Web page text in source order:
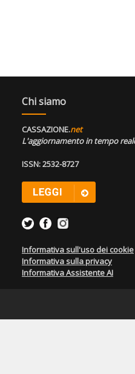
Chi siamo
CASSAZIONE.net
L'aggiornamento in tempo
ISSN: 2532-8727
Informativa sull'uso dei cookie
Informativa sulla privacy
Informativa Assistente AI